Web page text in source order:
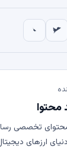
محتوا
تخصصی
ارزهای